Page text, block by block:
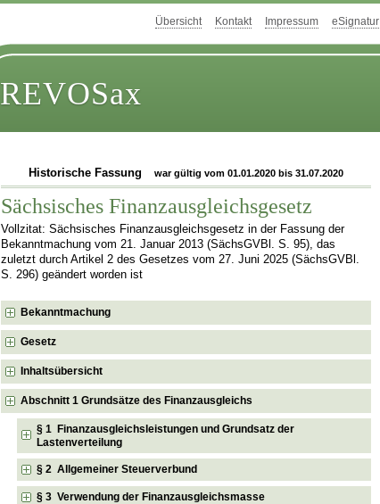
Übersicht Kontakt Impressum eSignatur
REVOSax
Historische Fassung war gültig vom 01.01.2020 bis 31.07.2020
Sächsisches Finanzausgleichsgesetz
Vollzitat: Sächsisches Finanzausgleichsgesetz in der Fassung der
Bekanntmachung vom 21. Januar 2013 (SächsGVBl. S. 95), das
zuletzt durch Artikel 2 des Gesetzes vom 27. Juni 2025 (SächsGVBl.
S. 296) geändert worden ist
Bekanntmachung
Gesetz
Inhaltsübersicht
Abschnitt 1 Grundsätze des Finanzausgleichs
§ 1 Finanzausgleichsleistungen und Grundsatz der
Lastenverteilung
§ 2 Allgemeiner Steuerverbund
§ 3 Verwendung der Finanzausgleichsmasse